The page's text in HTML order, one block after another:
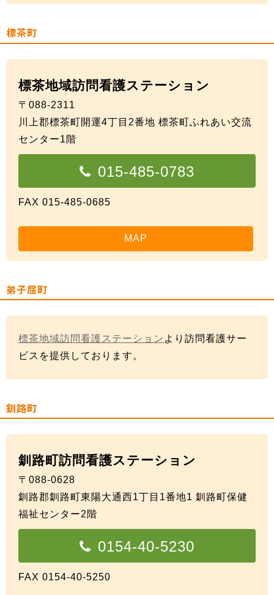
標茶町
標茶地域訪問看護ステーション
〒088-2311
川上郡標茶町開運4丁目2番地 標茶町ふれあい交流
センター1階
MAP
015-485-0783
FAX 015-485-0685
弟子屈町
標茶地域訪問看護ステーション より訪問看護サー
ビスを提供しております。
釧路町
釧路町訪問看護ステーション
〒088-0628
釧路郡釧路町東陽大通西1丁目1番地1 釧路町保健
福祉センター2階
0154-40-5230
FAX 0154-40-5250